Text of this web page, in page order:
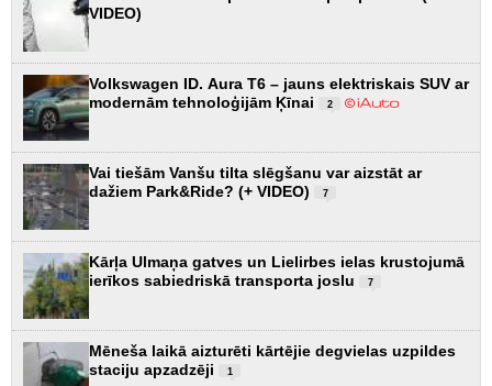
VIDEO)
Volkswagen ID. Aura T6 – jauns elektriskais SUV ar
modernām tehnoloģijām Ķīnai
2
Vai tiešām Vanšu tilta slēgšanu var aizstāt ar
dažiem Park&Ride? (+ VIDEO)
7
Kārļa Ulmaņa gatves un Lielirbes ielas krustojumā
ierīkos sabiedriskā transporta joslu
7
Mēneša laikā aizturēti kārtējie degvielas uzpildes
staciju apzadzēji
1